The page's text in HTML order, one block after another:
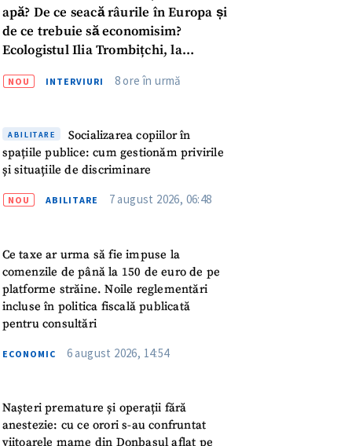
apă? De ce seacă râurile în Europa și
de ce trebuie să economisim?
Ecologistul Ilia Trombițchi, la
NOU INTERVIURI 8 ore în urmă
ABILITARE
Socializarea copiilor în
spațiile publice: cum gestionăm privirile
și situațiile de discriminare
NOU ABILITARE 7 august 2026, 06:48
Ce taxe ar urma să fie impuse la
comenzile de până la 150 de euro de pe
platforme străine. Noile reglementări
incluse în politica fiscală publicată
pentru consultări
ECONOMIC 6 august 2026, 14:54
Nașteri premature și operații fără
anestezie: cu ce orori s-au confruntat
viitoarele mame din Donbasul aflat pe